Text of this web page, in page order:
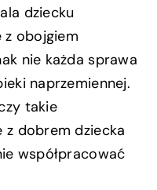
dziecku
obojgiem
nie każda sprawa
naprzemiennej.
takie
z dobrem dziecka
współpracować